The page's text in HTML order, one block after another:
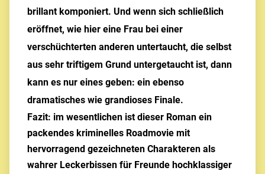
brillant komponiert. Und wenn sich schließlich
eröffnet, wie hier eine Frau bei einer
verschüchterten anderen untertaucht, die selbst
aus sehr triftigem Grund untergetaucht ist, dann
kann es nur eines geben: ein ebenso
dramatisches wie grandioses Finale.
Fazit: im wesentlichen ist dieser Roman ein
packendes kriminelles Roadmovie mit
hervorragend gezeichneten Charakteren als
wahrer Leckerbissen für Freunde hochklassiger